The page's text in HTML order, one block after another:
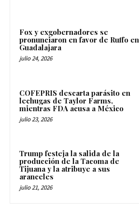
Fox y exgobernadores se
pronunciaron en favor de Ruffo en
Guadalajara
julio 24, 2026
COFEPRIS descarta parásito en
lechugas de Taylor Farms,
mientras FDA acusa a México
julio 23, 2026
Trump festeja la salida de la
producción de la Tacoma de
Tijuana y la atribuye a sus
aranceles
julio 21, 2026